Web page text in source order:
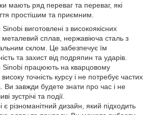
мають ряд переваг та переваг, які
простішим та приємним.
виготовлені з високоякісних
металевий сплав, нержавіюча сталь з
склом. Це забезпечує їм
та захист від подряпин та ударів.
Sinobi працюють на кварцовому
точність курсу і не потребує частих
Ви завжди будете знати про час і не
зустрічі та події.
є різноманітний дизайн, який підходить